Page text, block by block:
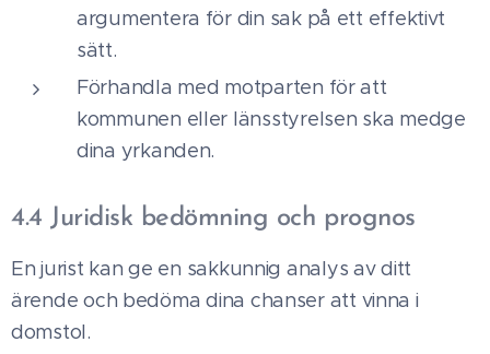
argumentera för din sak på ett effektivt
sätt.
Förhandla med motparten för att
kommunen eller länsstyrelsen ska medge
dina yrkanden.
4.4 Juridisk bedömning och prognos
En jurist kan ge en sakkunnig analys av ditt
ärende och bedöma dina chanser att vinna i
domstol.